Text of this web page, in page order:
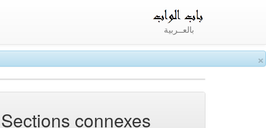
×
بالعــربية
Sections connexes